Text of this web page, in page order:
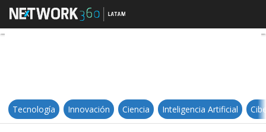
Experiencia de servicio: una
Tecnología Innovación Ciencia Inteligencia Artificial